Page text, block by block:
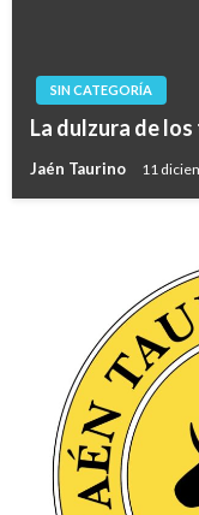
SIN CATEGORÍA
La dulzura de
Jaén Taurino 11